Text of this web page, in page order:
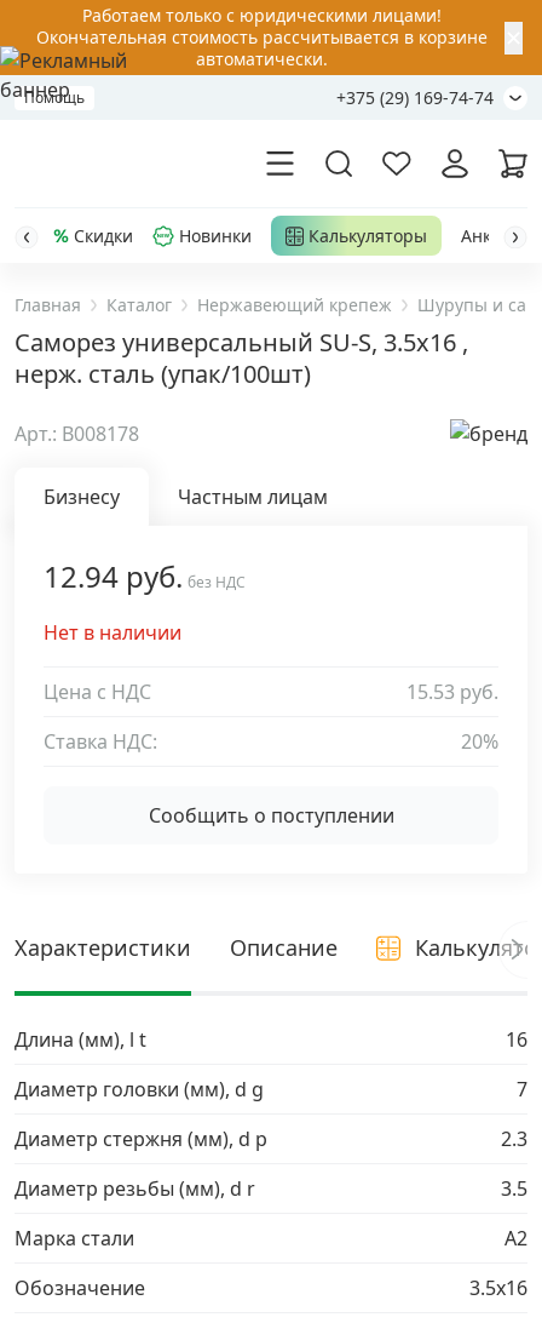
Работаем только с юридическими лицами!
Окончательная стоимость рассчитывается в корзине
автоматически.
Помощь +375 (29) 169-74-74
Акции
Распродажа
Уценка
Анкерная техника
Дюбельная техника
Хомуты и шуруп-шпильки
Грузовой крепеж
Комплекты и наборы крепежа
Скидки Новинки Калькуляторы Анкер-
Главная Каталог Нержавеющий крепеж Шурупы и
Саморез универсальный SU-S, 3.5x16 ,
нерж. сталь (упак/100шт)
Арт.: B008178
Бизнесу Частным лицам
12.94 руб. без НДС
Нет в наличии
Цена с НДС
15.53 руб.
Ставка НДС:
20%
Сообщить о поступлении
Характеристики Описание
Длина (мм), l t
16
Диаметр головки (мм), d g
7
Диаметр стержня (мм), d p
2.3
Диаметр резьбы (мм), d r
3.5
Марка стали
A2
Обозначение
3.5х16